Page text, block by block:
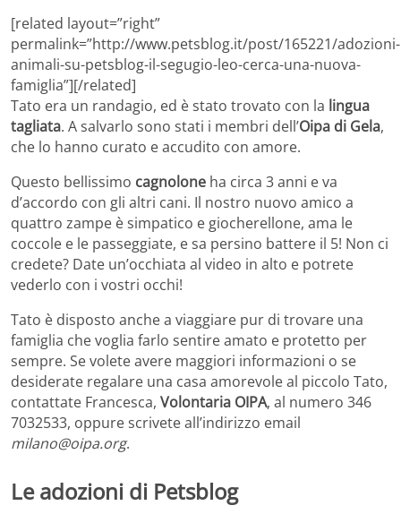
[related layout=”right”
permalink=”http://www.petsblog.it/post/165221/adozioni-
animali-su-petsblog-il-segugio-leo-cerca-una-nuova-
famiglia”][/related]
Tato era un randagio, ed è stato trovato con la lingua
tagliata. A salvarlo sono stati i membri dell’Oipa di Gela,
che lo hanno curato e accudito con amore.
Questo bellissimo cagnolone ha circa 3 anni e va
d’accordo con gli altri cani. Il nostro nuovo amico a
quattro zampe è simpatico e giocherellone, ama le
coccole e le passeggiate, e sa persino battere il 5! Non ci
credete? Date un’occhiata al video in alto e potrete
vederlo con i vostri occhi!
Tato è disposto anche a viaggiare pur di trovare una
famiglia che voglia farlo sentire amato e protetto per
sempre. Se volete avere maggiori informazioni o se
desiderate regalare una casa amorevole al piccolo Tato,
contattate Francesca, Volontaria OIPA, al numero 346
7032533, oppure scrivete all’indirizzo email
milano@oipa.org.
Le adozioni di Petsblog